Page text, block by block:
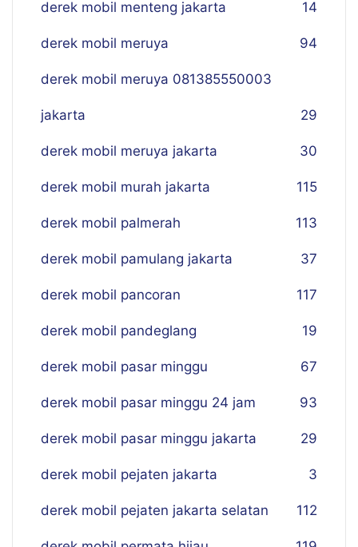
derek mobil menteng jakarta 14
derek mobil meruya 94
derek mobil meruya 081385550003
jakarta 29
derek mobil meruya jakarta 30
derek mobil murah jakarta 115
derek mobil palmerah 113
derek mobil pamulang jakarta 37
derek mobil pancoran 117
derek mobil pandeglang 19
derek mobil pasar minggu 67
derek mobil pasar minggu 24 jam 93
derek mobil pasar minggu jakarta 29
derek mobil pejaten jakarta 3
derek mobil pejaten jakarta selatan 112